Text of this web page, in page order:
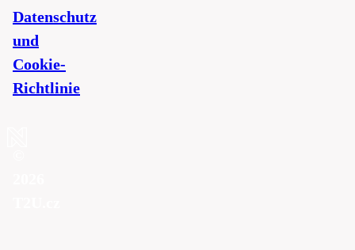
Datenschutz
und
Cookie-
Richtlinie